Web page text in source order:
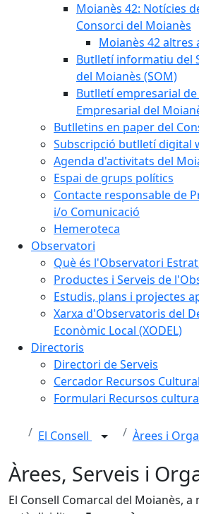
Moianès 42: Notícies
Consorci del Moianès
Moianès 42 altres
Butlletí informatiu del
del Moianès (SOM)
Butlletí empresarial
Empresarial del
Butlletins en paper del
Subscripció butlletí digital
Agenda d'activitats del
Espai de grups polítics
Contacte responsable de
i/o Comunicació
Hemeroteca
Observatori
Què és l'Observatori
Productes i Serveis de
Estudis, plans i projectes
Xarxa d'Observatoris del
Econòmic Local (XODEL)
Directoris
Directori de Serveis
Cercador Recursos
Formulari Recursos
El Consell Àrees i
Àrees, Serveis i
El Consell Comarcal del Moianès,